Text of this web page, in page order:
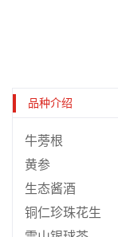
品种介绍
牛蒡根
黄参
生态酱酒
铜仁珍珠花生